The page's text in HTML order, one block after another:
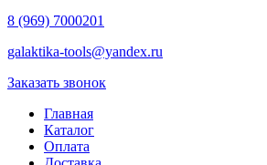
8 (969) 7000201
galaktika-tools@yandex.ru
Заказать звонок
Главная
Каталог
Оплата